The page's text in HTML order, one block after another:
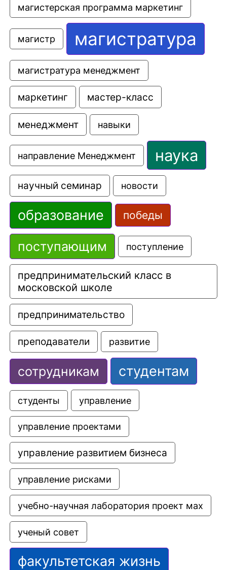
магистерская программа маркетинг
магистр магистратура
магистратура менеджмент
маркетинг мастер-класс
менеджмент навыки
направление Менеджмент наука
научный семинар новости
образование победы
поступающим поступление
предпринимательский класс в
московской школе
предпринимательство
преподаватели развитие
сотрудникам студентам
студенты управление
управление проектами
управление развитием бизнеса
управление рисками
учебно-научная лаборатория проект мах
ученый совет
факультетская жизнь